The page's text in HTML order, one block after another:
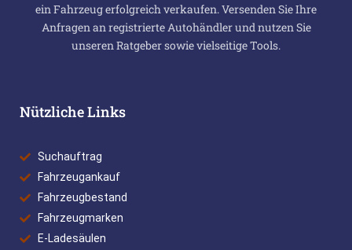
ein Fahrzeug erfolgreich verkaufen. Versenden Sie Ihre
Anfragen an registrierte Autohändler und nutzen Sie
unseren Ratgeber sowie vielseitige Tools.
Nützliche Links
Suchauftrag
Fahrzeugankauf
Fahrzeugbestand
Fahrzeugmarken
E-Ladesäulen